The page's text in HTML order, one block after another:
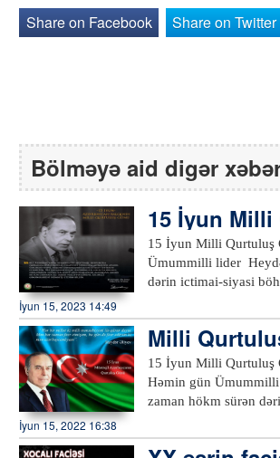
Share on Facebook Share on Twitter
Bölməyə aid digər
15 İyun
15 İyun Milli Qurtuluş Günüdür. Azərbaycanın tarixinə qızıl
Ümummilli lider
dərin ictimai-siyasi
1993-cü il iyunun 15-
seçilib, bununla da,
mərhələ başlayıb.
ildən dövlət
İyun 15, 2023 14:49
Milli
l hərflərlə
15 İyun Milli Qurtuluş
Həmin gün Ümummilli
zaman hökm sürən
inkişafının təməli qoyulub. 1993-cü ilin iyununda ölkədə yaranmış mürəkkəb
İyun 15, 2022 16:38